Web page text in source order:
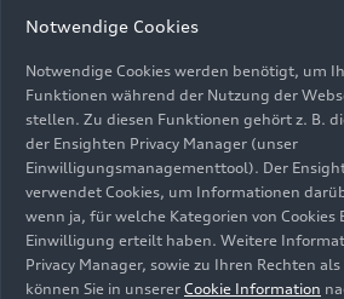
31.03.2026 Skizze
Audi museum
mobile zeigt
„Design
Legenden“
Audi
Notwendige Cookies
Notwendige Cookies werden benötigt, um
Funktionen während der Nutzung der
stellen. Zu diesen Funktionen gehört z. B.
der Ensighten Privacy Manager (unser
Einwilligungsmanagementtool). Der
verwendet Cookies, um Informationen
wenn ja, für welche Kategorien von Cookies
Einwilligung erteilt haben. Weitere
Privacy Manager, sowie zu Ihren Rechten
können Sie in unserer Cookie Information